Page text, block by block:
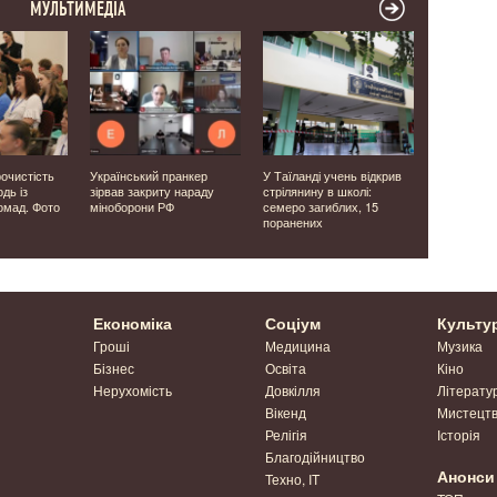
МУЛЬТИМЕДІА
із
Фото
Український пранкер
зірвав закриту нараду
міноборони РФ
У Таїланді учень відкрив
стрілянину в школі:
семеро загиблих, 15
поранених
Економіка
Гроші
Бізнес
Нерухомість
Соціум
Медицина
Освіта
Довкілля
Вікенд
Релігія
Благодійництво
Техно, IT
Музика
Кіно
Історія
Анонси